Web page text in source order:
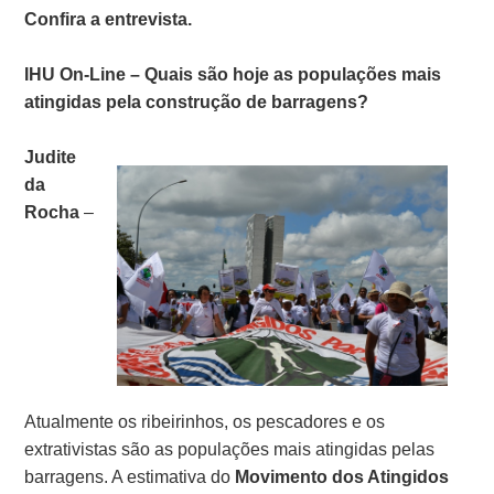
Confira a entrevista.
IHU On-Line – Quais são hoje as populações mais
atingidas pela construção de barragens?
Judite
da
Rocha –
Atualmente os ribeirinhos, os pescadores e os
extrativistas são as populações mais atingidas pelas
barragens. A estimativa do Movimento dos Atingidos